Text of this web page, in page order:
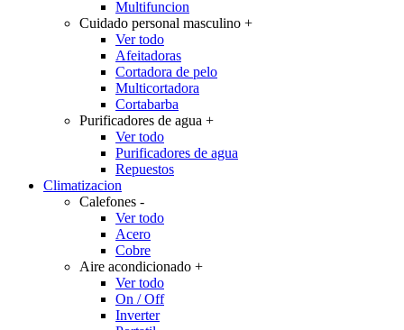
Multifuncion
Cuidado personal masculino +
Ver todo
Afeitadoras
Cortadora de pelo
Multicortadora
Cortabarba
Purificadores de agua +
Ver todo
Purificadores de agua
Repuestos
Climatizacion
Calefones -
Ver todo
Acero
Cobre
Aire acondicionado +
Ver todo
On / Off
Inverter